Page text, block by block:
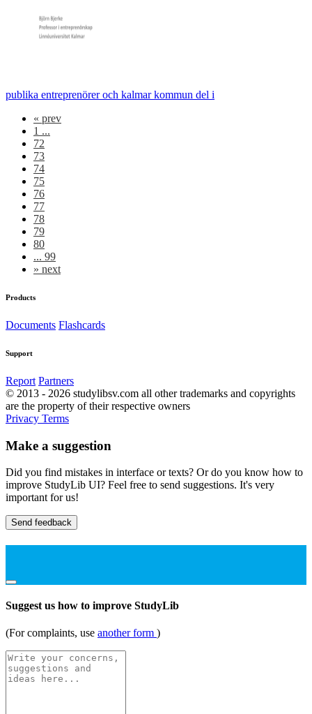
publika entreprenörer och kalmar kommun del i
« prev
1 ...
72
73
74
75
76
77
78
79
80
... 99
» next
Products
Documents Flashcards
Support
Report Partners
© 2013 - 2026 studylibsv.com all other trademarks and copyrights
are the property of their respective owners
Privacy Terms
Make a suggestion
Did you find mistakes in interface or texts? Or do you know how to
improve StudyLib UI? Feel free to send suggestions. It's very
important for us!
Send feedback
Suggest us how to improve StudyLib
(For complaints, use another form )